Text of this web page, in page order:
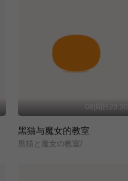
08|周日23:30
黑猫与魔女的教室
黒猫と魔女の教室/